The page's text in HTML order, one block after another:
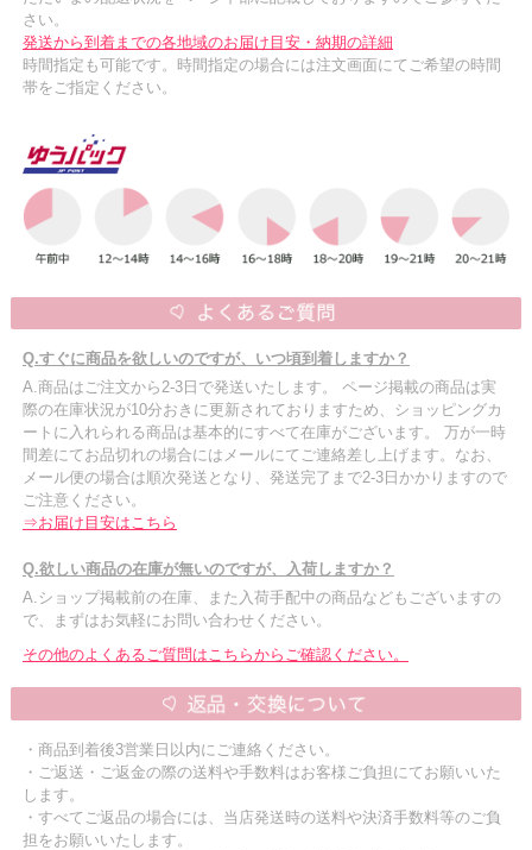
さい。
発送から到着までの各地域のお届け目安・納期の詳細
時間指定も可能です。時間指定の場合には注文画面にてご希望の時間
帯をご指定ください。
Q.すぐに商品を欲しいのですが、いつ頃到着しますか？
A.商品はご注文から2-3日で発送いたします。 ページ掲載の商品は実
際の在庫状況が10分おきに更新されておりますため、ショッピングカ
ートに入れられる商品は基本的にすべて在庫がございます。 万が一時
間差にてお品切れの場合にはメールにてご連絡差し上げます。なお、
メール便の場合は順次発送となり、発送完了まで2-3日かかりますので
ご注意ください。
⇒お届け目安はこちら
Q.欲しい商品の在庫が無いのですが、入荷しますか？
A.ショップ掲載前の在庫、また入荷手配中の商品などもございますの
で、まずはお気軽にお問い合わせください。
その他のよくあるご質問はこちらからご確認ください。
・商品到着後3営業日以内にご連絡ください。
・ご返送・ご返金の際の送料や手数料はお客様ご負担にてお願いいた
します。
・すべてご返品の場合には、当店発送時の送料や決済手数料等のご負
担をお願いいたします。